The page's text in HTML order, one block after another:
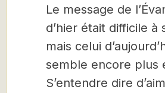
Le message de
d’hier était difficile à
mais celui
semble encore plus
S’entendre dire